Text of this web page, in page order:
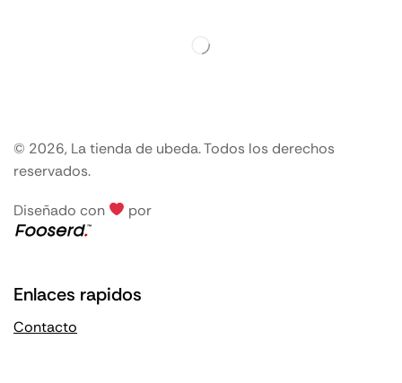
© 2026, La tienda de ubeda. Todos los derechos
reservados.
Diseñado con por
Enlaces rapidos
Contacto